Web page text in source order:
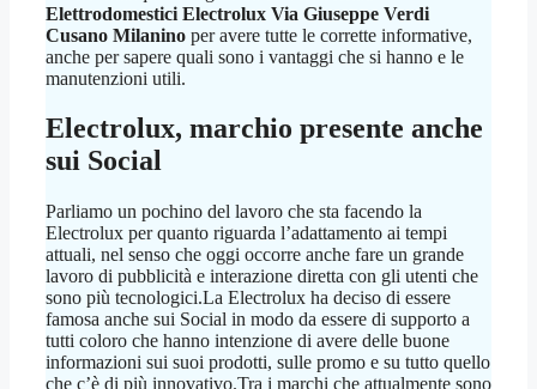
Elettrodomestici Electrolux Via Giuseppe Verdi
Cusano Milanino per avere tutte le corrette informative,
anche per sapere quali sono i vantaggi che si hanno e le
manutenzioni utili.
Electrolux, marchio presente anche
sui Social
Parliamo un pochino del lavoro che sta facendo la
Electrolux per quanto riguarda l’adattamento ai tempi
attuali, nel senso che oggi occorre anche fare un grande
lavoro di pubblicità e interazione diretta con gli utenti che
sono più tecnologici.La Electrolux ha deciso di essere
famosa anche sui Social in modo da essere di supporto a
tutti coloro che hanno intenzione di avere delle buone
informazioni sui suoi prodotti, sulle promo e su tutto quello
che c’è di più innovativo.Tra i marchi che attualmente sono